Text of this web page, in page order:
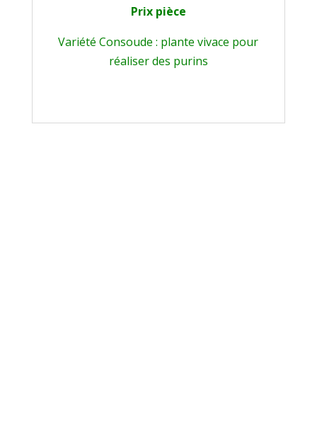
Prix pièce
Variété Consoude : plante vivace pour
réaliser des purins